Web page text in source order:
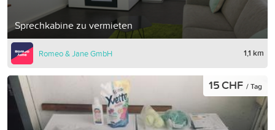
Sprechkabine zu vermieten
Romeo & Jane GmbH 1,1 km
15 CHF / Tag